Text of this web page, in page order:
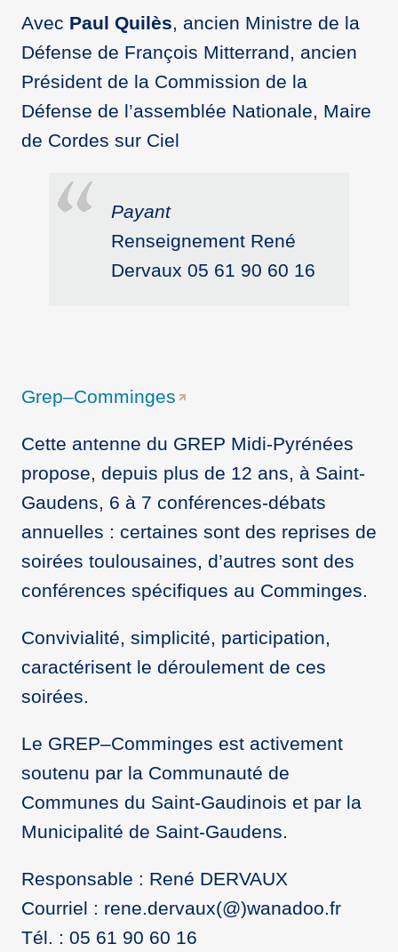
Avec Paul Quilès, ancien Ministre de la
Défense de François Mitterrand, ancien
Président de la Commission de la
Défense de l’assemblée Nationale, Maire
de Cordes sur Ciel
Payant
Renseignement René
Dervaux 05 61 90 60 16
Grep–Comminges
Cette antenne du GREP Midi-Pyrénées
propose, depuis plus de 12 ans, à Saint-
Gaudens, 6 à 7 conférences-débats
annuelles : certaines sont des reprises de
soirées toulousaines, d’autres sont des
conférences spécifiques au Comminges.
Convivialité, simplicité, participation,
caractérisent le déroulement de ces
soirées.
Le GREP–Comminges est activement
soutenu par la Communauté de
Communes du Saint-Gaudinois et par la
Municipalité de Saint-Gaudens.
Responsable : René DERVAUX
Courriel : rene.dervaux(@)wanadoo.fr
Tél. : 05 61 90 60 16